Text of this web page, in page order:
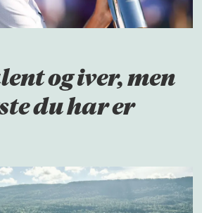
og iver, men
du har er